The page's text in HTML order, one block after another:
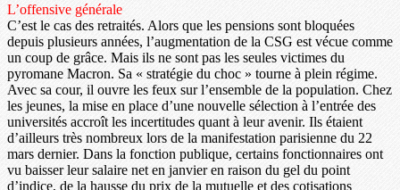
L’offensive générale
C’est le cas des retraités. Alors que les pensions sont bloquées
depuis plusieurs années, l’augmentation de la CSG est vécue comme
un coup de grâce. Mais ils ne sont pas les seules victimes du
pyromane Macron. Sa « stratégie du choc » tourne à plein régime.
Avec sa cour, il ouvre les feux sur l’ensemble de la population. Chez
les jeunes, la mise en place d’une nouvelle sélection à l’entrée des
universités accroît les incertitudes quant à leur avenir. Ils étaient
d’ailleurs très nombreux lors de la manifestation parisienne du 22
mars dernier. Dans la fonction publique, certains fonctionnaires ont
vu baisser leur salaire net en janvier en raison du gel du point
d’indice, de la hausse du prix de la mutuelle et des cotisations